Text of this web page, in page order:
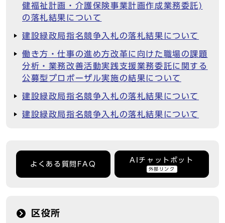
健福祉計画・介護保険事業計画作成業務委託)
の落札結果について
建設緑政局指名競争入札の落札結果について
働き方・仕事の進め方改革に向けた職場の課題
分析・業務改善活動実践支援業務委託に関する
公募型プロポーザル実施の結果について
建設緑政局指名競争入札の落札結果について
建設緑政局指名競争入札の落札結果について
よくある質問FAQ
AIチャットボット
外部リンク
区役所